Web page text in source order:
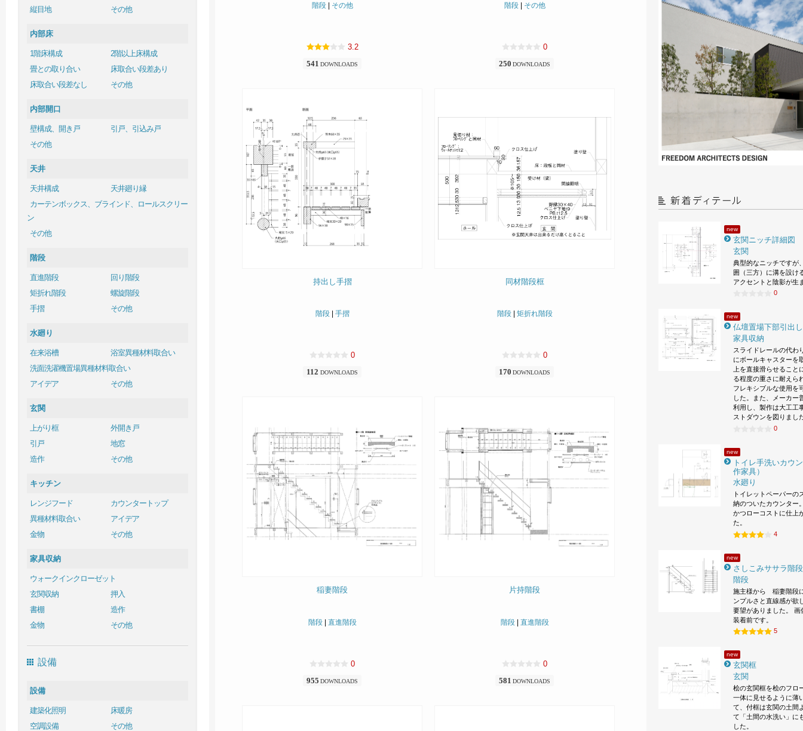
縦目地
その他
内部床
1階床構成
2階以上床構成
畳との取り合い
床取合い段差あり
床取合い段差なし
その他
内部開口
壁構成、開き戸
引戸、引込み戸
その他
天井
天井構成
天井廻り縁
カーテンボックス、ブラインド、ロールスクリー
ン
その他
階段
直進階段
回り階段
矩折れ階段
螺旋階段
手摺
その他
水廻り
在来浴槽
浴室異種材料取合い
洗面洗濯機置場異種材料取合い
アイデア
その他
玄関
上がり框
外開き戸
引戸
地窓
造作
その他
キッチン
レンジフード
カウンタートップ
異種材料取合い
アイデア
金物
その他
家具収納
ウォークインクローゼット
玄関収納
押入
書棚
造作
金物
その他
設備
設備
建築化照明
床暖房
空調設備
その他
new
玄関ニッチ詳細図
玄関
典型的なニッチですが
囲（三方）に溝を設け
アクセントと陰影が生
0
new
仏壇置場下部引出
家具収納
スライドレールの代わ
にボールキャスターを
上を直接滑らせること
る程度の重さに耐えら
フレキシブルな使用を
した。また、メーカー
利用し、製作は大工工
ストダウンを図りまし
0
new
トイレ手洗いカウ
作家具）
水廻り
トイレットペーパーの
納のついたカウンター
かつローコストに仕上
た。
4
new
さしこみササラ階段
階段
施主様から 稲妻階段
ンプルさと直線感が
要望がありました。 画
装着前です。
5
new
玄関框
玄関
桧の玄関框を桧のフロ
一体に見せるように薄
て、付框は玄関の土間
て「土間の水洗い」に
した。
階段| その他
3.2
541 DOWNLOADS
階段| その他
0
250 DOWNLOADS
持出し手摺
階段| 手摺
0
112 DOWNLOADS
同材階段框
階段| 矩折れ階段
0
170 DOWNLOADS
稲妻階段
階段| 直進階段
0
955 DOWNLOADS
片持階段
階段| 直進階段
0
581 DOWNLOADS